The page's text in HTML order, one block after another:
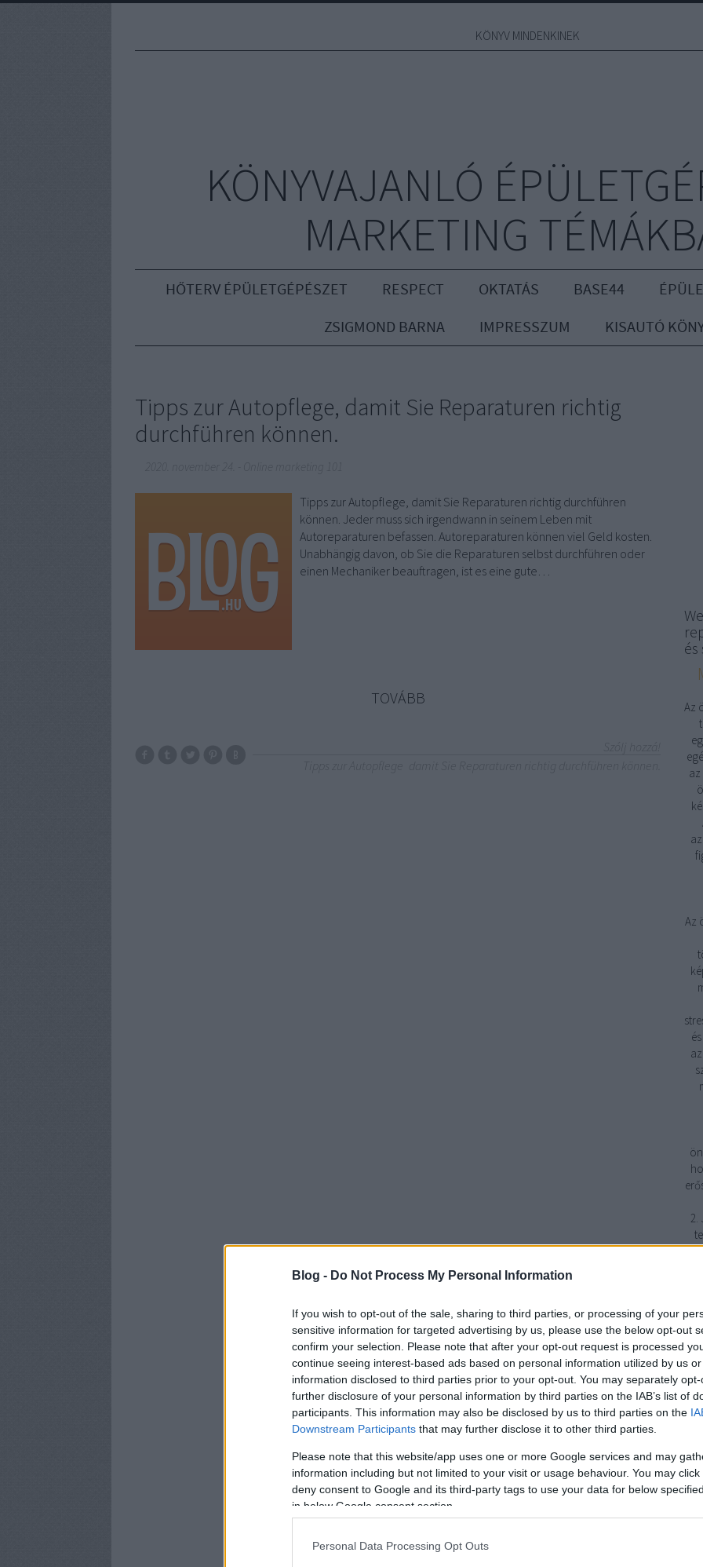
Blog - Do Not Process My Personal Information
If you wish to opt-out of the sale, sharing to third parties, or processing of your
sensitive information for targeted advertising by us, please use the below opt-out
confirm your selection. Please note that after your opt-out request is processed
continue seeing interest-based ads based on personal information utilized by us
information disclosed to third parties prior to your opt-out. You may separately
further disclosure of your personal information by third parties on the IAB’s list of
participants. This information may also be disclosed by us to third parties on the
Downstream Participants that may further disclose it to other third parties.
Please note that this website/app uses one or more Google services and may
information including but not limited to your visit or usage behaviour. You may
deny consent to Google and its third-party tags to use your data for below
in below Google consent section.
Personal Data Processing Opt Outs
KÖNYV MINDENKINEK
KÖNYVAJANLÓ
MARKETING
HŐTERV ÉPÜLETGÉPÉSZET RESPECT OKTATÁS BASE44
ZSIGMOND BARNA
IMPRESSZUM KISAUTÓ
Tipps zur Autopflege, damit Sie Reparaturen richtig
durchführen können.
Tipps zur Autopflege, damit Sie Reparaturen richtig durchführen
können. Jeder muss sich irgendwann in seinem Leben mit
Autoreparaturen befassen. Autoreparaturen können viel Geld kosten.
Unabhängig davon, ob Sie die Reparaturen selbst durchführen oder
einen Mechaniker beauftragen, ist es eine gute…
TOVÁBB
Az
Az
2.